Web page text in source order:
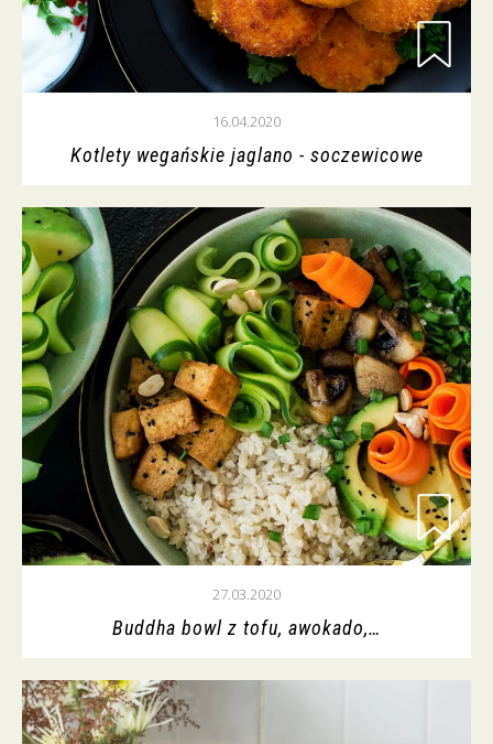
16.04.2020
Kotlety wegańskie jaglano - soczewicowe
27.03.2020
Buddha bowl z tofu, awokado,…